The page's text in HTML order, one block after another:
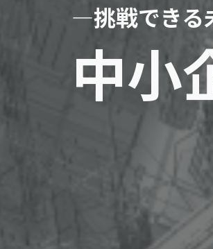
―挑戦できる
中小